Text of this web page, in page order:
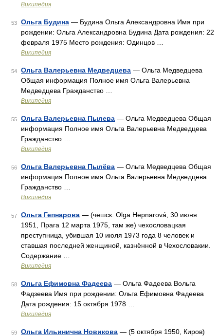
Википедия
53 Ольга Будина — Будина Ольга Александровна Имя при
рождении: Ольга Александровна Будина Дата рождения: 22
февраля 1975 Место рождения: Одинцов …
Википедия
54 Ольга Валерьевна Медведцева — Ольга Медведцева
Общая информация Полное имя Ольга Валерьевна
Медведцева Гражданство …
Википедия
55 Ольга Валерьевна Пылева — Ольга Медведцева Общая
информация Полное имя Ольга Валерьевна Медведцева
Гражданство …
Википедия
56 Ольга Валерьевна Пылёва — Ольга Медведцева Общая
информация Полное имя Ольга Валерьевна Медведцева
Гражданство …
Википедия
57 Ольга Гепнарова — (чешск. Olga Hepnarová; 30 июня
1951, Прага 12 марта 1975, там же) чехословацкая
преступница, убившая 10 июля 1973 года 8 человек и
ставшая последней женщиной, казнённой в Чехословакии.
Содержание …
Википедия
58 Ольга Ефимовна Фадеева — Ольга Фадеева Вольга
Фадзеева Имя при рождении: Ольга Ефимовна Фадеева
Дата рождения: 15 октября 1978 …
Википедия
59 Ольга Ильинична Новикова — (5 октября 1950, Киров)